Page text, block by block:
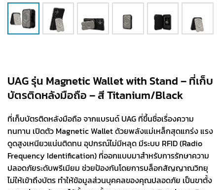
UAG รุ่น Magnetic Wallet with Stand – ที่เก็บ
บัตรติดหลังมือถือ – สี Titanium/Black
ที่เก็บบัตรติดหลังมือถือ จากแบรนด์ UAG ที่ขึ้นชื่อเรื่องความ
ทนทาน เปิดตัว Magnetic Wallet ด้วยพลังแม่เหล็กสุดแกร่ง แรง
ดูดสูงเหนียวแน่นติดทน อุปกรณ์ไม่มีหลุด มีระบบ RFID (Radio
Frequency Identification) ที่ออกแบบมาสำหรับการรักษาความ
ปลอดภัยระดับพรีเมียม ช่วยป้องกันโดยการบล็อกสัญญาณวิทยุ
ไม่ให้เข้าถึงบัตร ทำให้ข้อมูลส่วนบุคคลของคุณปลอดภัย เป็นขาตั้ง